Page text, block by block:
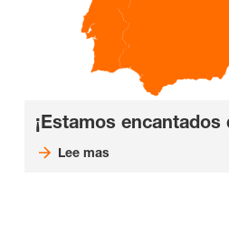
¡Estamos encantados
Lee mas